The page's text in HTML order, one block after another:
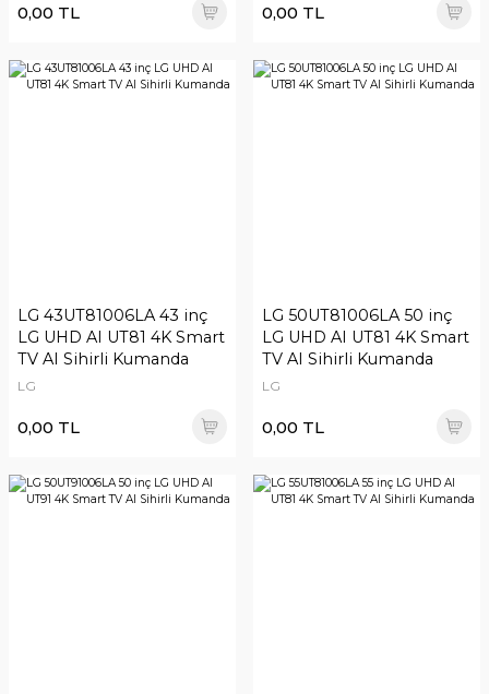
0,00 TL 0,00 TL
LG 43UT81006LA 43 inç
LG UHD AI UT81 4K Smart
TV AI Sihirli Kumanda
LG
0,00 TL
LG 50UT81006LA 50 inç
LG UHD AI UT81 4K Smart
TV AI Sihirli Kumanda
LG
0,00 TL